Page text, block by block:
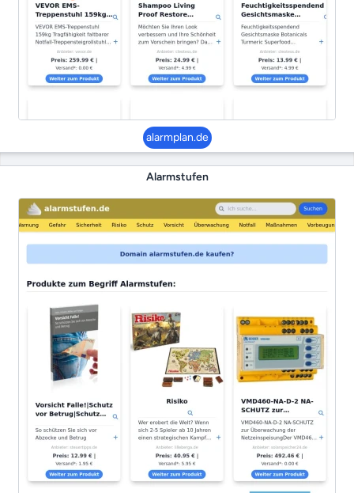
alarmplan.de
Alarmstufen